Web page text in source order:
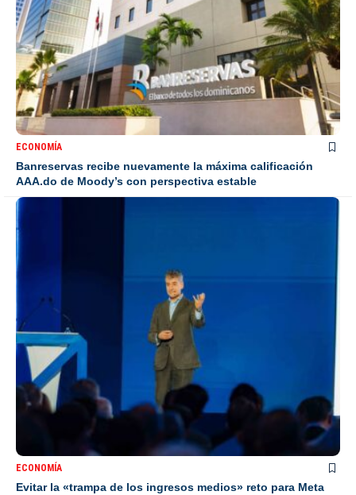
ECONOMÍA
Banreservas recibe nuevamente la máxima calificación
AAA.do de Moody’s con perspectiva estable
ECONOMÍA
Evitar la «trampa de los ingresos medios» reto para Meta